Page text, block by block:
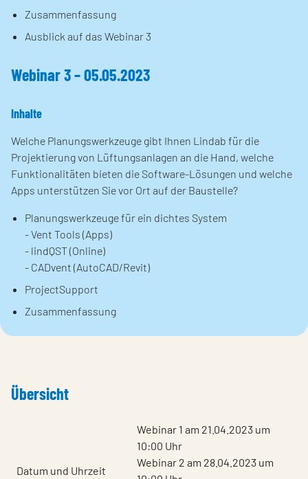
Zusammenfassung
Ausblick auf das Webinar 3
Webinar 3 – 05.05.2023
Inhalte
Welche Planungswerkzeuge gibt Ihnen Lindab für die
Projektierung von Lüftungsanlagen an die Hand, welche
Funktionalitäten bieten die Software-Lösungen und welche
Apps unterstützen Sie vor Ort auf der Baustelle?
Planungswerkzeuge für ein dichtes System
- Vent Tools (Apps)
- lindQST (Online)
- CADvent (AutoCAD/Revit)
ProjectSupport
Zusammenfassung
Übersicht
Datum und Uhrzeit
Webinar 1 am 21.04.2023 um
10:00 Uhr
Webinar 2 am 28.04.2023 um